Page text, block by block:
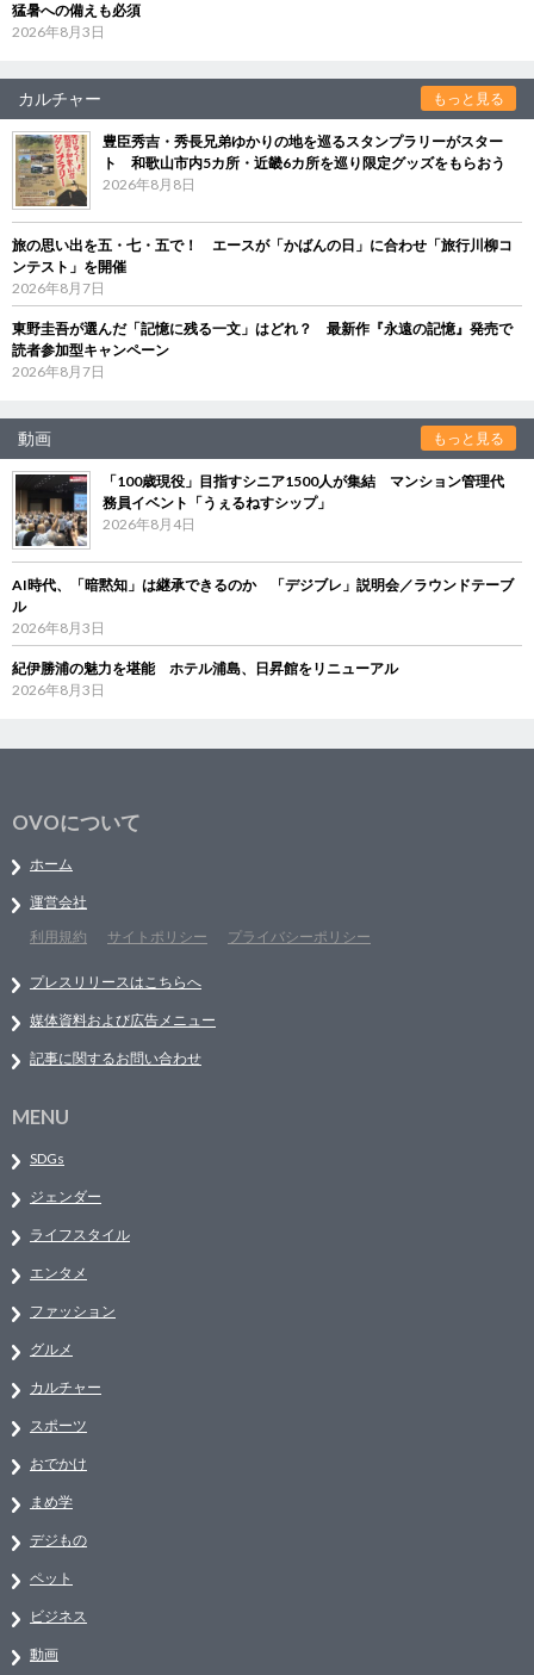
猛暑への備えも必須
2026年8月3日
カルチャー もっと見る
豊臣秀吉・秀長兄弟ゆかりの地を巡るスタンプラリーがスター
ト 和歌山市内5カ所・近畿6カ所を巡り限定グッズをもらおう
2026年8月8日
旅の思い出を五・七・五で！ エースが「かばんの日」に合わせ「旅行川柳コ
ンテスト」を開催
2026年8月7日
東野圭吾が選んだ「記憶に残る一文」はどれ？ 最新作『永遠の記憶』発売で
読者参加型キャンペーン
2026年8月7日
動画 もっと見る
「100歳現役」目指すシニア1500人が集結 マンション管理代
務員イベント「うぇるねすシップ」
2026年8月4日
AI時代、「暗黙知」は継承できるのか 「デジブレ」説明会／ラウンドテーブ
ル
2026年8月3日
紀伊勝浦の魅力を堪能 ホテル浦島、日昇館をリニューアル
2026年8月3日
OVOについて
ホーム
運営会社
利用規約
サイトポリシー プライバシーポリシー
プレスリリースはこちらへ
媒体資料および広告メニュー
記事に関するお問い合わせ
MENU
SDGs
ジェンダー
ライフスタイル
エンタメ
ファッション
グルメ
カルチャー
スポーツ
おでかけ
まめ学
デジもの
ペット
ビジネス
動画